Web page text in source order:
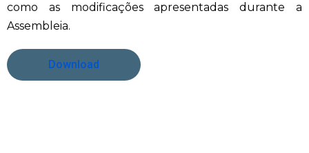
como as modificações apresentadas durante a
Assembleia.
Download